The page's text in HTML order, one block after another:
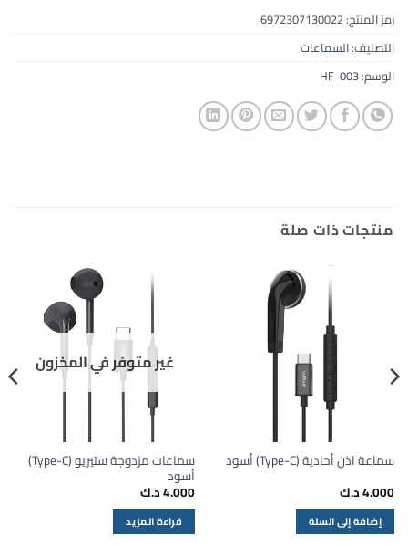
رمز المنتج:6972307130022
التصنيف:السماعات
الوسم:HF-003
منتجات ذات صلة
سماعة اذن أحادية (Type-C) أسود
4.000د.ك
إضافة إلى السلة
غير متوفر في المخزون
سماعات مزدوجة ستيريو (Type-C)
أسود
4.000د.ك
قراءة المزيد